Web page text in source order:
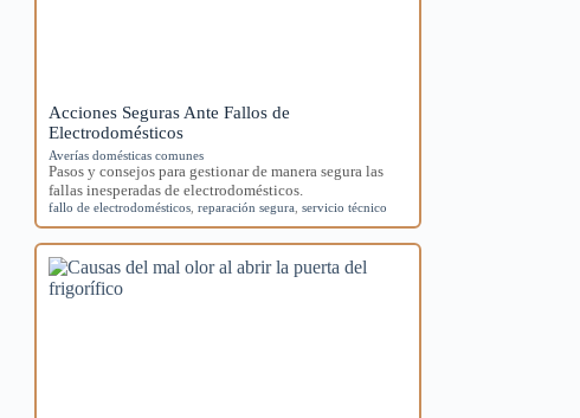
Acciones Seguras Ante Fallos de
Electrodomésticos
Averías domésticas comunes
Pasos y consejos para gestionar de manera segura las
fallas inesperadas de electrodomésticos.
fallo de electrodomésticos ,reparación segura ,servicio técnico